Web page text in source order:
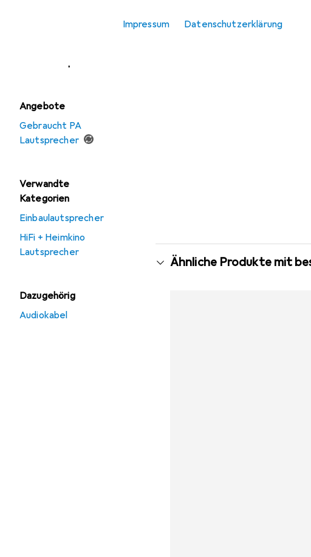
Impressum Datenschutzerklärung
PA Lautsprecher
Angebote
Gebraucht PA
Lautsprecher
Verwandte
Kategorien
Einbaulautsprecher
HiFi + Heimkino
Lautsprecher
Dazugehörig
Audiokabel
Ähnliche Produkte mit